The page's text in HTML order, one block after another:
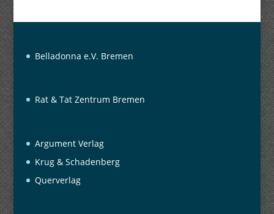
Belladonna e.V. Bremen
Rat & Tat Zentrum Bremen
Argument Verlag
Krug & Schadenberg
Querverlag